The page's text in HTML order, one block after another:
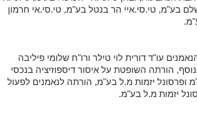
בע"מ, טי.סי.איי הר בנטל בע"מ, טי.סי.אי חרמון
עו"ד דורית לוי טילר ורו"ח שלומי פיליבה
הורתה השופטת על איסור דיספוזיציה בנכסי
ופרסונל יזמות מ.ל בע"מ, הורתה לנאמנים לפעול
יזמות מ.ל בע"מ.